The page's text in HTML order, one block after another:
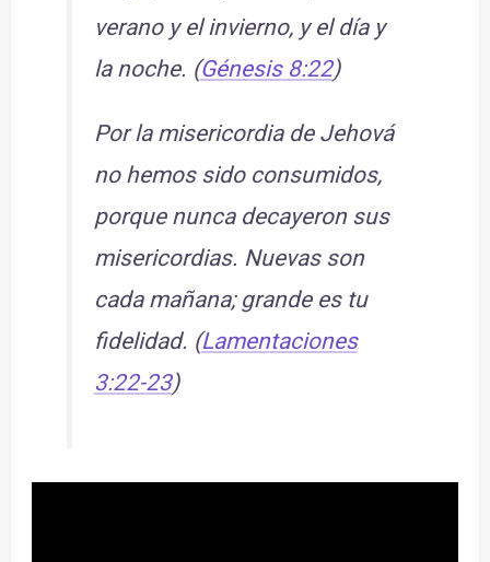
verano y el invierno, y el día y
la noche. (Génesis 8:22)
Por la misericordia de Jehová
no hemos sido consumidos,
porque nunca decayeron sus
misericordias. Nuevas son
cada mañana; grande es tu
fidelidad. (Lamentaciones
3:22-23)